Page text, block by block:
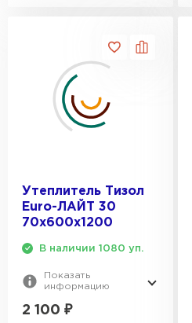
Утеплитель Тизол
Euro-ЛАЙТ 30
70х600х1200
В наличии 1080 уп.
Показать
информацию
2 100 ₽